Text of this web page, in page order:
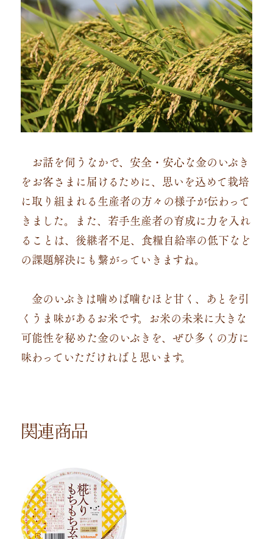
お話を伺うなかで、安全・安心な金のいぶき
をお客さまに届けるために、思いを込めて栽培
に取り組まれる生産者の方々の様子が伝わって
きました。また、若手生産者の育成に力を入れ
ることは、後継者不足、食糧自給率の低下など
の課題解決にも繋がっていきますね。
金のいぶきは噛めば噛むほど甘く、あとを引
くうま味があるお米です。お米の未来に大きな
可能性を秘めた金のいぶきを、ぜひ多くの方に
味わっていただければと思います。
関連商品